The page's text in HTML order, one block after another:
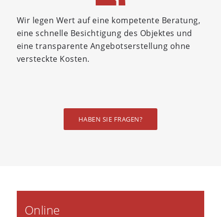
Wir legen Wert auf eine kompetente Beratung,
eine schnelle Besichtigung des Objektes und
eine transparente Angebotserstellung ohne
versteckte Kosten.
HABEN SIE FRAGEN?
Online